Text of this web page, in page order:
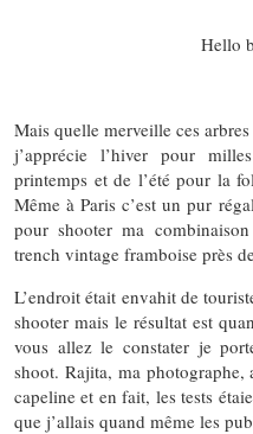
Hello
Mais quelle merveille ces
j’apprécie l’hiver pour
printemps et de l’été pour la
Même à Paris c’est un pur
pour shooter ma
trench vintage framboise près
L’endroit était envahit de
shooter mais le résultat est
vous allez le constater je
shoot. Rajita, ma photographe,
capeline et en fait, les tests
que j’allais quand même les